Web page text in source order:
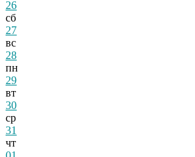
26
сб
27
вс
28
пн
29
вт
30
ср
31
чт